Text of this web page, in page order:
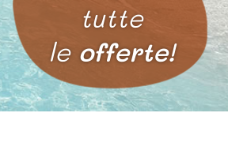
tutte
le offerte!